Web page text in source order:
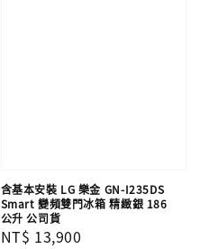
含基本安裝 LG 樂金 GN-I235DS
Smart 變頻雙門冰箱 精緻銀 186
公升 公司貨
Regular
NT$ 13,900